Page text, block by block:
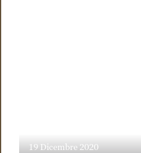
19 Dicembre 2020